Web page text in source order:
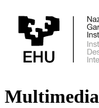
Multimedia